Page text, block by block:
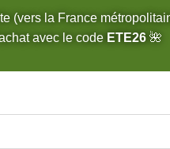
(vers la France
avec le code ETE26🌺